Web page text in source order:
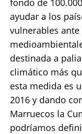
fondo de
ayudar a los
vulnerables
destinada a
climático más
esta medida es
2016 y dando
Marruecos la
podríamos